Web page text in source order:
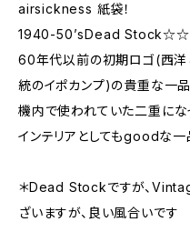
airsickness 紙袋！
1940-50’sDead Stock☆☆
60年代以前の初期ロゴ(西洋
統のイポカンプ)の貴重な一品
機内で使われていた二重に
インテリアとしてもgoodな一
＊Dead Stockですが、
ざいますが、良い風合いです